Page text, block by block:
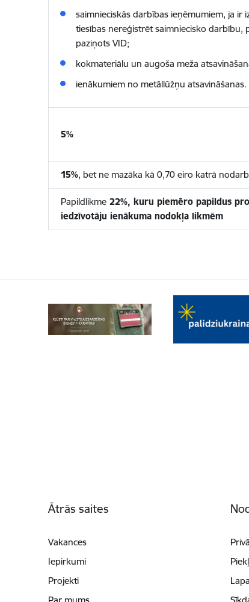
saimnieciskās darbības ieņēmumiem, ja ir
tiesības nereģistrēt saimniecisko darbību,
paziņots VID;
kokmateriālu un augoša meža
ienākumiem no metāllūžņu atsavināšanas.
5%
15%, bet ne mazāka kā 0,70 eiro katrā
Papildlikme22%, kuru piemēro papildus
iedzīvotāju ienākuma nodokļa likmēm
Ātrās saites
Vakances
Iepirkumi
Projekti